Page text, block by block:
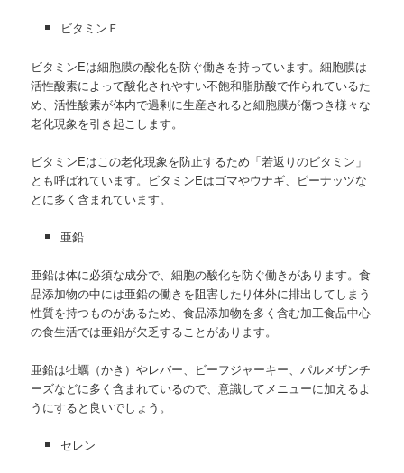
ビタミンＥ
ビタミンEは細胞膜の酸化を防ぐ働きを持っています。細胞膜は
活性酸素によって酸化されやすい不飽和脂肪酸で作られているた
め、活性酸素が体内で過剰に生産されると細胞膜が傷つき様々な
老化現象を引き起こします。
ビタミンEはこの老化現象を防止するため「若返りのビタミン」
とも呼ばれています。ビタミンEはゴマやウナギ、ピーナッツな
どに多く含まれています。
亜鉛
亜鉛は体に必須な成分で、細胞の酸化を防ぐ働きがあります。食
品添加物の中には亜鉛の働きを阻害したり体外に排出してしまう
性質を持つものがあるため、食品添加物を多く含む加工食品中心
の食生活では亜鉛が欠乏することがあります。
亜鉛は牡蠣（かき）やレバー、ビーフジャーキー、パルメザンチ
ーズなどに多く含まれているので、意識してメニューに加えるよ
うにすると良いでしょう。
セレン